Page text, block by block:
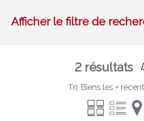
Afficher le filtre de
2 résultats
Tri: Biens les +